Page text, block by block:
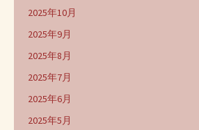
2025年10月
2025年9月
2025年8月
2025年7月
2025年6月
2025年5月